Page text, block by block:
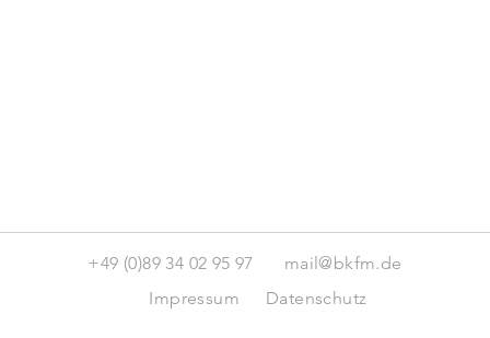
+49 (0)89 34 02 95 97
mail@bkfm.de
Impressum
Datenschutz